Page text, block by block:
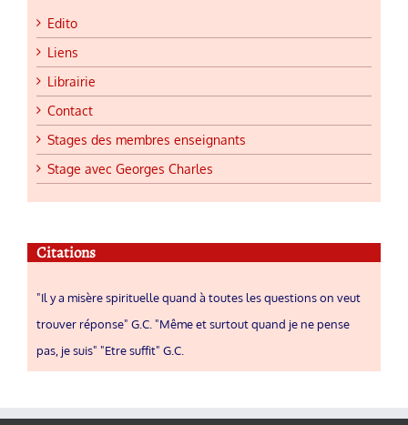
Edito
Liens
Librairie
Contact
Stages des membres enseignants
Stage avec Georges Charles
Citations
"Il y a misère spirituelle quand à toutes les questions on veut
trouver réponse" G.C. "Même et surtout quand je ne pense
pas, je suis" "Etre suffit" G.C.